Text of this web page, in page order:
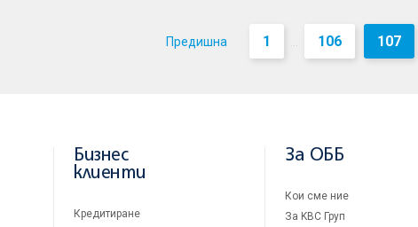
Предишна 1 ... 106 107
Бизнес
клиенти
Кредитиране
За ОББ
Кои сме ние
За KBC Груп